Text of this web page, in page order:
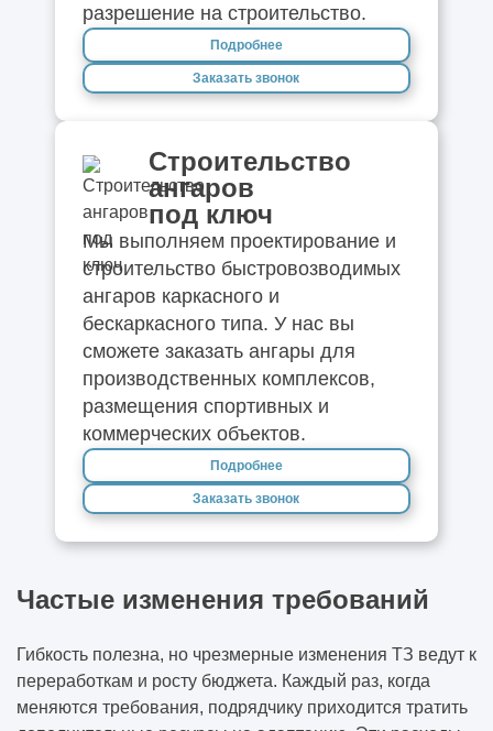
разрешение на строительство.
Подробнее
Заказать звонок
Строительство
ангаров
под ключ
Мы выполняем проектирование и
строительство быстровозводимых
ангаров каркасного и
бескаркасного типа. У нас вы
сможете заказать ангары для
производственных комплексов,
размещения спортивных и
коммерческих объектов.
Подробнее
Заказать звонок
Частые изменения требований
Гибкость полезна, но чрезмерные изменения ТЗ ведут к
переработкам и росту бюджета. Каждый раз, когда
меняются требования, подрядчику приходится тратить